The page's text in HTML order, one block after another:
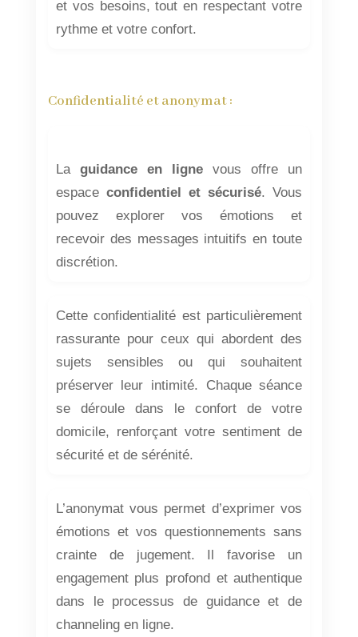
et vos besoins, tout en respectant votre
rythme et votre confort.
Confidentialité et anonymat :
La guidance en ligne vous offre un
espace confidentiel et sécurisé. Vous
pouvez explorer vos émotions et
recevoir des messages intuitifs en toute
discrétion.
Cette confidentialité est particulièrement
rassurante pour ceux qui abordent des
sujets sensibles ou qui souhaitent
préserver leur intimité. Chaque séance
se déroule dans le confort de votre
domicile, renforçant votre sentiment de
sécurité et de sérénité.
L’anonymat vous permet d’exprimer vos
émotions et vos questionnements sans
crainte de jugement. Il favorise un
engagement plus profond et authentique
dans le processus de guidance et de
channeling en ligne.